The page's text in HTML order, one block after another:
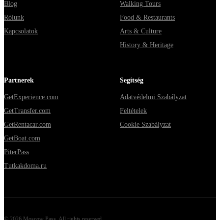
Blog
Rólunk
Kapcsolatok
Walking Tours
Food & Restaurants
Arts & Culture
History & Heritage
Partnerek
GetExperience.com
GetTransfer.com
GetRentacar.com
GetBoat.com
PiterPass
Tutkakdoma.ru
Segítség
Adatvédelmi Szabályzat
Feltételek
Cookie Szabályzat